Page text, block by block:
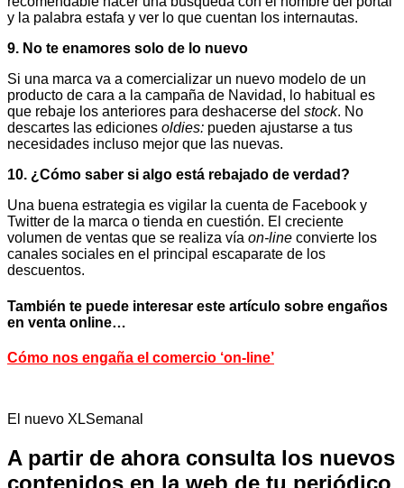
y la palabra estafa y ver lo que cuentan los internautas.
9. No te enamores solo de lo nuevo
Si una marca va a comercializar un nuevo modelo de un
producto de cara a la campaña de Navidad, lo habitual es
que rebaje los anteriores para deshacerse del stock. No
descartes las ediciones oldies: pueden ajustarse a tus
necesidades incluso mejor que las nuevas.
10. ¿Cómo saber si algo está rebajado de verdad?
Una buena estrategia es vigilar la cuenta de Facebook y
Twitter de la marca o tienda en cuestión. El creciente
volumen de ventas que se realiza vía on-line convierte los
canales sociales en el principal escaparate de los
descuentos.
También te puede interesar este artículo sobre engaños
en venta online…
Cómo nos engaña el comercio ‘on-line’
El nuevo XLSemanal
A partir de ahora consulta los nuevos
contenidos en la web de tu periódico